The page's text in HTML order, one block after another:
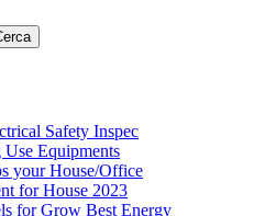
Safety Inspec
Equipments
your House/Office
for House 2023
for Grow Best Energy